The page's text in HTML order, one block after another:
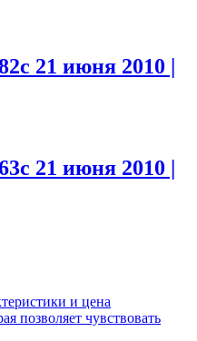
21 июня 2010 |
21 июня 2010 |
и цена
позволяет чувствовать